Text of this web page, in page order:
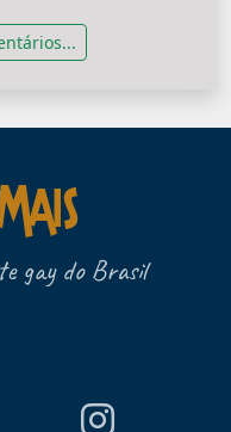
gay do Brasil